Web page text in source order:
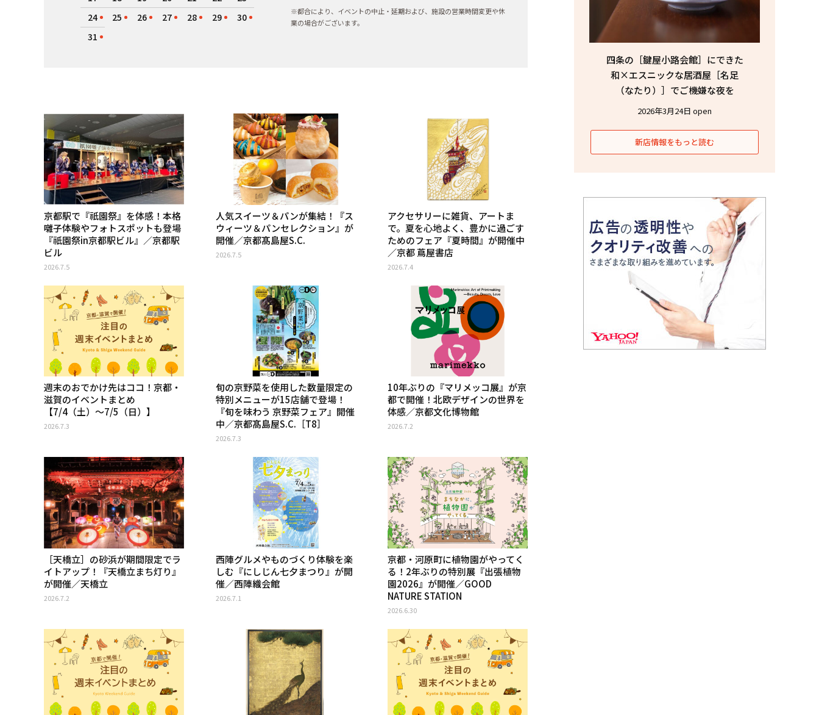
24
25 26 27 28 29
30
31
※都合により、イベントの中止・延期および、施設の営業時間変更や休
業の場合がございます。
京都駅で『祇園祭』を体感！本格
囃子体験やフォトスポットも登場
『祇園祭in京都駅ビル』／京都駅
ビル
2026.7.5
人気スイーツ＆パンが集結！『ス
ウィーツ＆パンセレクション』が
開催／京都髙島屋S.C.
2026.7.5
アクセサリーに雑貨、アートま
で。夏を心地よく、豊かに過ごす
ためのフェア『夏時間』が開催中
／京都 蔦屋書店
2026.7.4
週末のおでかけ先はココ！京都・
滋賀のイベントまとめ
【7/4（土）〜7/5（日）】
2026.7.3
旬の京野菜を使用した数量限定の
特別メニューが15店舗で登場！
『旬を味わう 京野菜フェア』開催
中／京都髙島屋S.C.［T8］
2026.7.3
10年ぶりの『マリメッコ展』が京
都で開催！北欧デザインの世界を
体感／京都文化博物館
2026.7.2
［天橋立］の砂浜が期間限定でラ
イトアップ！『天橋立まち灯り』
が開催／天橋立
2026.7.2
西陣グルメやものづくり体験を楽
しむ『にしじん七夕まつり』が開
催／西陣織会館
2026.7.1
京都・河原町に植物園がやってく
る！2年ぶりの特別展『出張植物
園2026』が開催／GOOD
NATURE STATION
2026.6.30
四条の［鍵屋小路会館］にできた
和×エスニックな居酒屋［名足
（なたり）］でご機嫌な夜を
2026年3月24日 open
新店情報をもっと読む